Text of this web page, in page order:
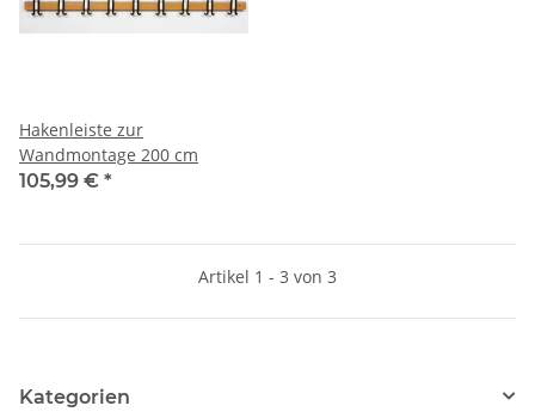
Hakenleiste zur
Wandmontage 200 cm
105,99 € *
Artikel 1 - 3 von 3
Kategorien